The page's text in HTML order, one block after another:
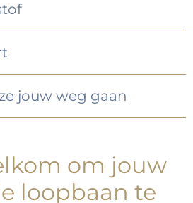
jouw weg gaan
om jouw
loopbaan te